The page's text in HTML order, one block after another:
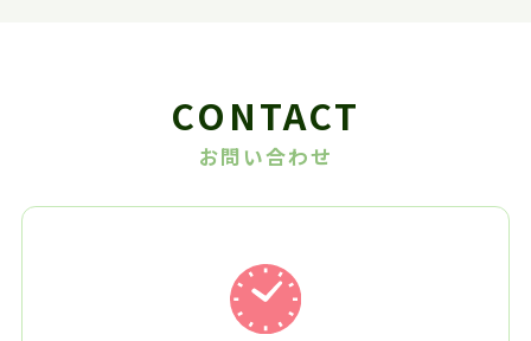
CONTACT
お問い合わせ